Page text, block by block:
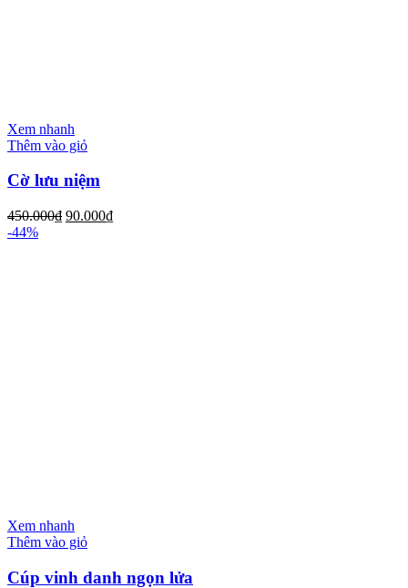
Xem nhanh
Thêm vào giỏ
Cờ lưu niệm
450.000₫ 90.000₫
-44%
Xem nhanh
Thêm vào giỏ
Cúp vinh danh ngọn lửa